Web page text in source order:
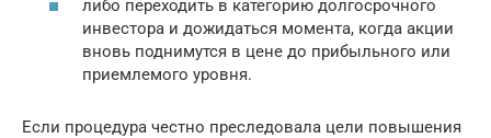
либо переходить в категорию долгосрочного
инвестора и дожидаться момента, когда акции
вновь поднимутся в цене до прибыльного или
приемлемого уровня.
Если процедура честно преследовала цели повышения